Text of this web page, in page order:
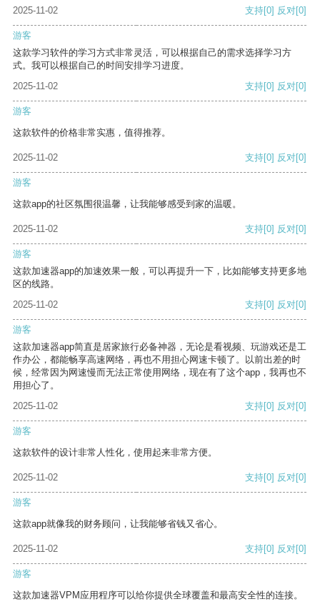
2025-11-02 支持[0] 反对[0]
游客
这款学习软件的学习方式非常灵活，可以根据自己的需求选择学习方
式。我可以根据自己的时间安排学习进度。
2025-11-02
支持[0] 反对[0]
游客
这款软件的价格非常实惠，值得推荐。
2025-11-02 支持[0] 反对[0]
游客
这款app的社区氛围很温馨，让我能够感受到家的温暖。
2025-11-02 支持[0] 反对[0]
游客
这款加速器app的加速效果一般，可以再提升一下，比如能够支持更多地
区的线路。
2025-11-02
支持[0] 反对[0]
游客
这款加速器app简直是居家旅行必备神器，无论是看视频、玩游戏还是工
作办公，都能畅享高速网络，再也不用担心网速卡顿了。以前出差的时
候，经常因为网速慢而无法正常使用网络，现在有了这个app，我再也不
用担心了。
2025-11-02
支持[0] 反对[0]
游客
这款软件的设计非常人性化，使用起来非常方便。
2025-11-02 支持[0] 反对[0]
游客
这款app就像我的财务顾问，让我能够省钱又省心。
2025-11-02 支持[0] 反对[0]
游客
这款加速器VPM应用程序可以给你提供全球覆盖和最高安全性的连接。